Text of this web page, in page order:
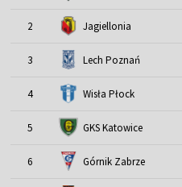
2 Jagiellonia
3 Lech Poznań
4 Wisła Płock
5 GKS Katowice
6 Górnik Zabrze